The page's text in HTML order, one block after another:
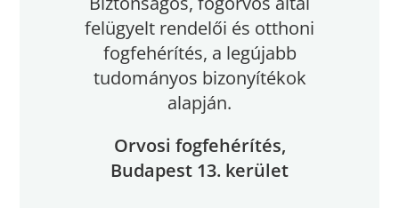
felügyelt rendelői és otthoni
fogfehérítés, a legújabb
tudományos bizonyítékok
alapján.
Orvosi fogfehérítés,
Budapest 13. kerület